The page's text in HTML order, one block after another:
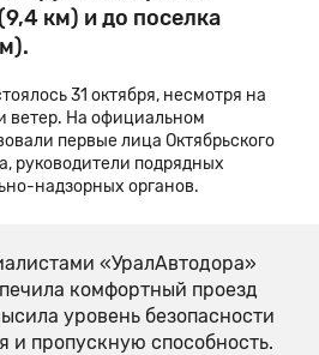
км) и до поселка
31 октября, несмотря на
ветер. На официальном
первые лица Октябрьского
руководители подрядных
надзорных органов.
«УралАвтодора»
комфортный проезд
уровень безопасности
пропускную способность.